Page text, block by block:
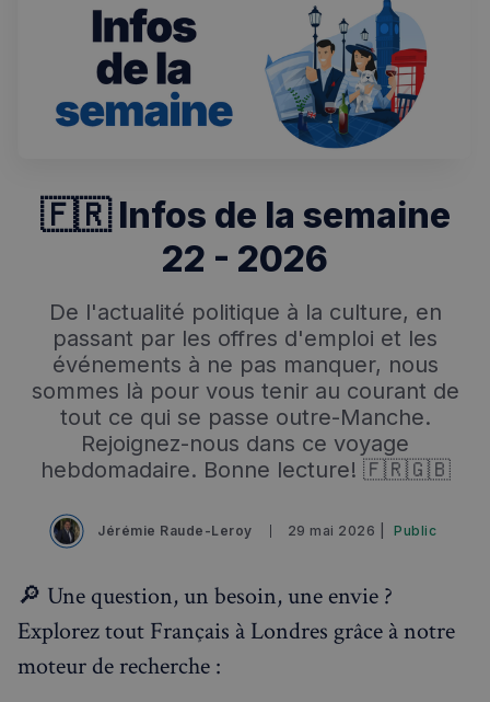
🇫🇷 Infos de la semaine
22 - 2026
De l'actualité politique à la culture, en
passant par les offres d'emploi et les
événements à ne pas manquer, nous
sommes là pour vous tenir au courant de
tout ce qui se passe outre-Manche.
Rejoignez-nous dans ce voyage
hebdomadaire. Bonne lecture! 🇫🇷🇬🇧
Jérémie Raude-Leroy 29 mai 2026 | Public
🔎 Une question, un besoin, une envie ?
Explorez tout Français à Londres grâce à notre
moteur de recherche :